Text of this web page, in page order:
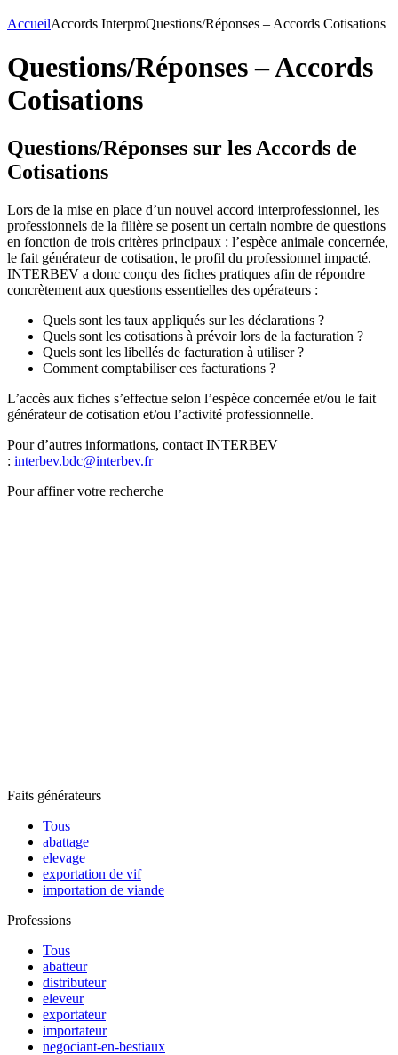
AccueilAccords InterproQuestions/Réponses – Accords Cotisations
Questions/Réponses – Accords
Cotisations
Questions/Réponses sur les Accords de
Cotisations
Lors de la mise en place d’un nouvel accord interprofessionnel, les
professionnels de la filière se posent un certain nombre de questions
en fonction de trois critères principaux : l’espèce animale concernée,
le fait générateur de cotisation, le profil du professionnel impacté.
INTERBEV a donc conçu des fiches pratiques afin de répondre
concrètement aux questions essentielles des opérateurs :
Quels sont les taux appliqués sur les déclarations ?
Quels sont les cotisations à prévoir lors de la facturation ?
Quels sont les libellés de facturation à utiliser ?
Comment comptabiliser ces facturations ?
L’accès aux fiches s’effectue selon l’espèce concernée et/ou le fait
générateur de cotisation et/ou l’activité professionnelle.
Pour d’autres informations, contact INTERBEV
: interbev.bdc@interbev.fr
Pour affiner votre recherche
Faits générateurs
Tous
abattage
elevage
exportation de vif
importation de viande
Professions
Tous
abatteur
distributeur
eleveur
exportateur
importateur
negociant-en-bestiaux